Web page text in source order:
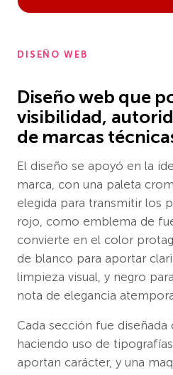
DISEÑO WEB
Diseño web que
visibilidad,
de marcas
El diseño se apoyó en la
marca, con una paleta
elegida para transmitir los
rojo, como emblema de
convierte en el color
de blanco para aportar
limpieza visual, y negro
nota de elegancia
Cada sección fue diseñada
haciendo uso de
aportan carácter, y una